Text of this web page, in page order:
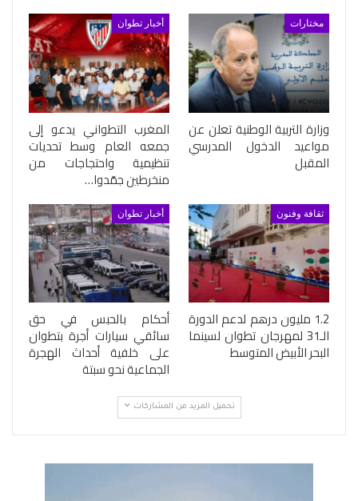
مختارات
وزارة التربية الوطنية تعلن عن
مواعيد الدخول المدرسي
المقبل
أخبار تطوان
المغرب التطواني يدعو إلى
جمعه العام وسط تحديات
تنظيمية واحتجاجات من
منخرطين جمّدوا…
ثقافة وفنون
1.2 مليون درهم لدعم الدورة
الـ31 لمهرجان تطوان لسينما
البحر الأبيض المتوسط
أخبار تطوان
أحكام بالحبس في حق
سائقي سيارات أجرة بتطوان
على خلفية أحداث الهجرة
الجماعية نحو سبتة
تحميل المزيد من المشاركات